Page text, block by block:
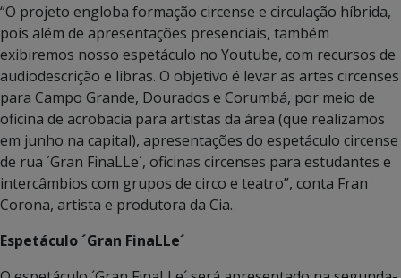
“O projeto engloba formação circense e circulação híbrida,
pois além de apresentações presenciais, também
exibiremos nosso espetáculo no Youtube, com recursos de
audiodescrição e libras. O objetivo é levar as artes circenses
para Campo Grande, Dourados e Corumbá, por meio de
oficina de acrobacia para artistas da área (que realizamos
em junho na capital), apresentações do espetáculo circense
de rua ´Gran FinaLLe´, oficinas circenses para estudantes e
intercâmbios com grupos de circo e teatro”, conta Fran
Corona, artista e produtora da Cia.
Espetáculo ´Gran FinaLLe´